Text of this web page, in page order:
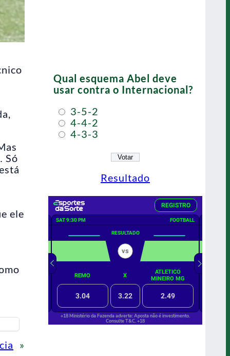
Só
ele
»
Qual esquema Abel deve
usar contra o Internacional?
3-5-2
4-4-2
4-3-3
Resultado